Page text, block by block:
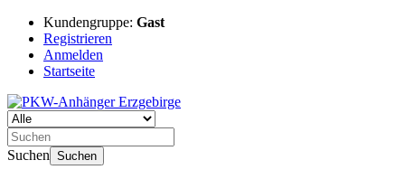
Kundengruppe: Gast
Registrieren
Anmelden
Startseite
Suchen Suchen